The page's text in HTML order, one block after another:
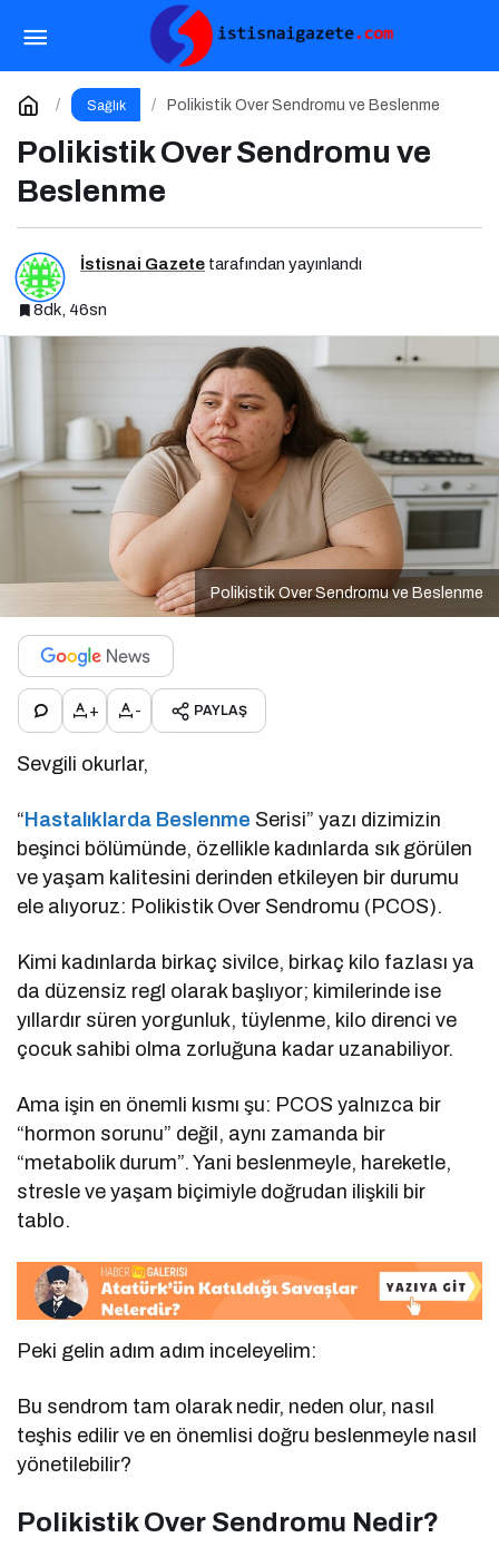
Sağlık Polikistik Over Sendromu ve Beslenme
Polikistik Over Sendromu ve
Beslenme
İstisnai Gazete tarafından yayınlandı
8dk, 46sn
Polikistik Over Sendromu ve Beslenme
+ - PAYLAŞ
Sevgili okurlar,
“ Hastalıklarda Beslenme Serisi” yazı dizimizin
beşinci bölümünde, özellikle kadınlarda sık görülen
ve yaşam kalitesini derinden etkileyen bir durumu
ele alıyoruz: Polikistik Over Sendromu (PCOS).
Kimi kadınlarda birkaç sivilce, birkaç kilo fazlası ya
da düzensiz regl olarak başlıyor; kimilerinde ise
yıllardır süren yorgunluk, tüylenme, kilo direnci ve
çocuk sahibi olma zorluğuna kadar uzanabiliyor.
Ama işin en önemli kısmı şu: PCOS yalnızca bir
“hormon sorunu” değil, aynı zamanda bir
“metabolik durum”. Yani beslenmeyle, hareketle,
stresle ve yaşam biçimiyle doğrudan ilişkili bir
tablo.
Peki gelin adım adım inceleyelim:
Bu sendrom tam olarak nedir, neden olur, nasıl
teşhis edilir ve en önemlisi doğru beslenmeyle nasıl
yönetilebilir?
Polikistik Over Sendromu Nedir?
Tiroid Hastalıklarında Beslenme
Yorum Yap